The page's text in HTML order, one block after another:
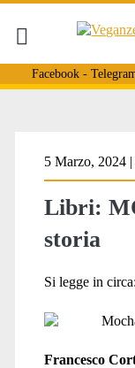
Facebook-
Tag:
5 Marzo, 2024
Libri:
storia
Si legge in circa:
Francesco